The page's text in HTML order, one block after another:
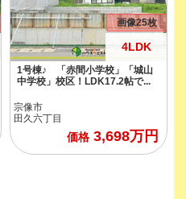
4LDK
画像25枚
1号棟♪ 「赤間小学校」「城山
中学校」校区！LDK17.2帖で...
宗像市
田久六丁目
価格3,698万円